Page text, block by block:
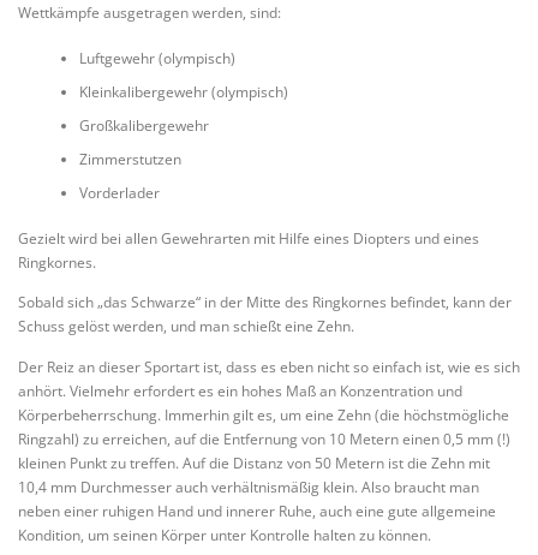
Wettkämpfe ausgetragen werden, sind:
Luftgewehr (olympisch)
Kleinkalibergewehr (olympisch)
Großkalibergewehr
Zimmerstutzen
Vorderlader
Gezielt wird bei allen Gewehrarten mit Hilfe eines Diopters und eines
Ringkornes.
Sobald sich „das Schwarze“ in der Mitte des Ringkornes befindet, kann der
Schuss gelöst werden, und man schießt eine Zehn.
Der Reiz an dieser Sportart ist, dass es eben nicht so einfach ist, wie es sich
anhört. Vielmehr erfordert es ein hohes Maß an Konzentration und
Körperbeherrschung. Immerhin gilt es, um eine Zehn (die höchstmögliche
Ringzahl) zu erreichen, auf die Entfernung von 10 Metern einen 0,5 mm (!)
kleinen Punkt zu treffen. Auf die Distanz von 50 Metern ist die Zehn mit
10,4 mm Durchmesser auch verhältnismäßig klein. Also braucht man
neben einer ruhigen Hand und innerer Ruhe, auch eine gute allgemeine
Kondition, um seinen Körper unter Kontrolle halten zu können.